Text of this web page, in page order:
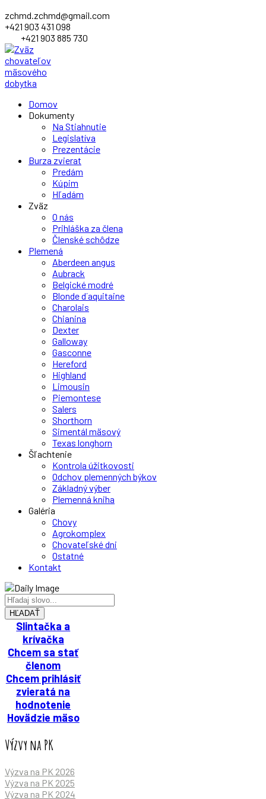
zchmd.zchmd@gmail.com
+421 903 431 098
+421 903 885 730
ProfileDomov
Dokumenty
Na Stiahnutie
Legislatíva
Prezentácie
Burza zvierat
Predám
Kúpim
Hľadám
Zväz
O nás
Prihláška za člena
Členské schôdze
Plemená
Aberdeen angus
Aubrack
Belgické modré
Blonde d´aquitaine
Charolais
Chianina
Dexter
Galloway
Gasconne
Hereford
Highland
Limousin
Piemontese
Salers
Shorthorn
Simentál mäsový
Texas longhorn
Šľachtenie
Kontrola úžitkovosti
Odchov plemenných býkov
Základný výber
Plemenná kniha
Galéria
Chovy
Agrokomplex
Chovateľské dni
Ostatné
Kontakt
HĽADAŤ
Slintačka a
krívačka
Chcem sa stať
členom
Chcem prihlásiť
zvieratá na
hodnotenie
Hovädzie mäso
Výzvy na PK
Výzva na PK 2026
Výzva na PK 2025
Výzva na PK 2024